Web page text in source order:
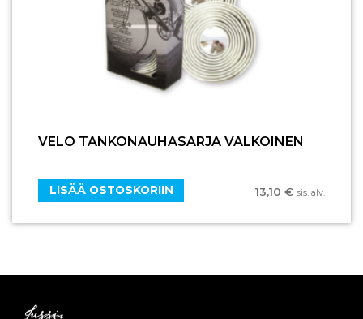
VELO TANKONAUHASARJA VALKOINEN
13,10 € sis. alv.
LISÄÄ OSTOSKORIIN